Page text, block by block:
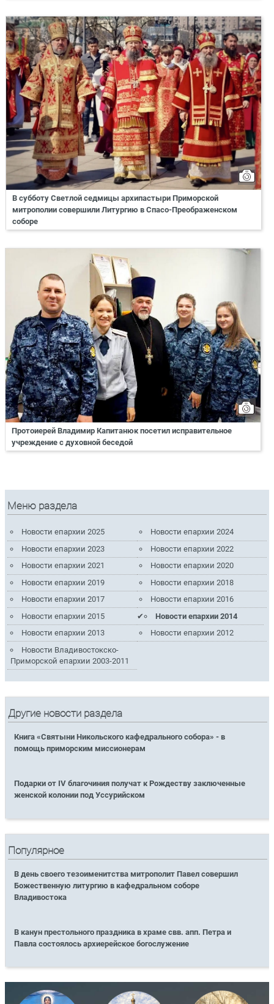
В субботу Светлой седмицы архипастыри Приморской
митрополии совершили Литургию в Спасо-Преображенском
соборе
Протоиерей Владимир Капитанюк посетил исправительное
учреждение с духовной беседой
Меню раздела
Новости епархии 2025
Новости епархии 2024
Новости епархии 2023
Новости епархии 2022
Новости епархии 2021
Новости епархии 2020
Новости епархии 2019
Новости епархии 2018
Новости епархии 2017
Новости епархии 2016
Новости епархии 2015
Новости епархии 2014
Новости епархии 2013
Новости епархии 2012
Новости Владивостокско-
Приморской епархии 2003-2011
Другие новости раздела
Книга «Святыни Никольского кафедрального собора» - в
помощь приморским миссионерам
Подарки от IV благочиния получат к Рождеству заключенные
женской колонии под Уссурийском
Популярное
В день своего тезоименитства митрополит Павел совершил
Божественную литургию в кафедральном соборе
Владивостока
В канун престольного праздника в храме свв. апп. Петра и
Павла состоялось архиерейское богослужение